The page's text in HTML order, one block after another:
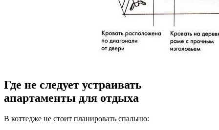
Где не следует устраивать
апартаменты для отдыха
В коттедже не стоит планировать спальню: